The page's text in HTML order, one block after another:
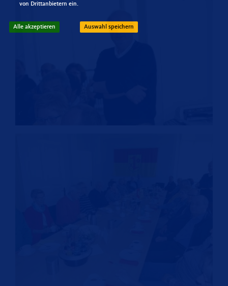
von Drittanbietern ein.
Alle akzeptieren Auswahl speichern